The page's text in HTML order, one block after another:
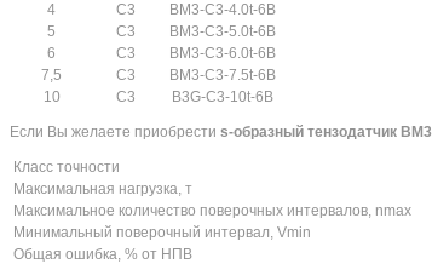
4
C3
BM3-C3-4.0t-6B
5
C3
BM3-C3-5.0t-6B
6
C3
BM3-C3-6.0t-6B
7,5
C3
BM3-C3-7.5t-6B
10
C3 B3G-C3-10t-6B
Если Вы желаете приобрести s-образный тензодатчик BM3
Класс точности
Максимальная нагрузка, т
Максимальное количество поверочных интервалов, nmax
Минимальный поверочный интервал, Vmin
Общая ошибка, % от НПВ